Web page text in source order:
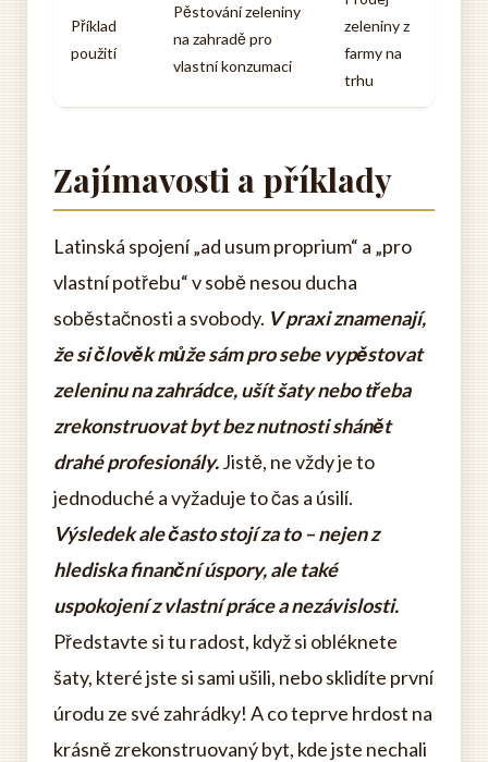
Příklad
použití
Pěstování zeleniny
na zahradě pro
vlastní konzumaci
zeleniny z
farmy na
trhu
Zajímavosti a příklady
Latinská spojení „ad usum proprium“ a „pro
vlastní potřebu“ v sobě nesou ducha
soběstačnosti a svobody. V praxi znamenají,
že si člověk může sám pro sebe vypěstovat
zeleninu na zahrádce, ušít šaty nebo třeba
zrekonstruovat byt bez nutnosti shánět
drahé profesionály.Jistě, ne vždy je to
jednoduché a vyžaduje to čas a úsilí.
Výsledek ale často stojí za to – nejen z
hlediska finanční úspory, ale také
uspokojení z vlastní práce a nezávislosti.
Představte si tu radost, když si obléknete
šaty, které jste si sami ušili, nebo sklidíte první
úrodu ze své zahrádky! A co teprve hrdost na
krásně zrekonstruovaný byt, kde jste nechali